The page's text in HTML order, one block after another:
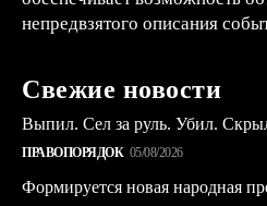
непредвзятого описания
Свежие новости
Выпил. Сел за руль. Убил.
ПРАВОПОРЯДОК 05/08/2026
Формируется новая народная